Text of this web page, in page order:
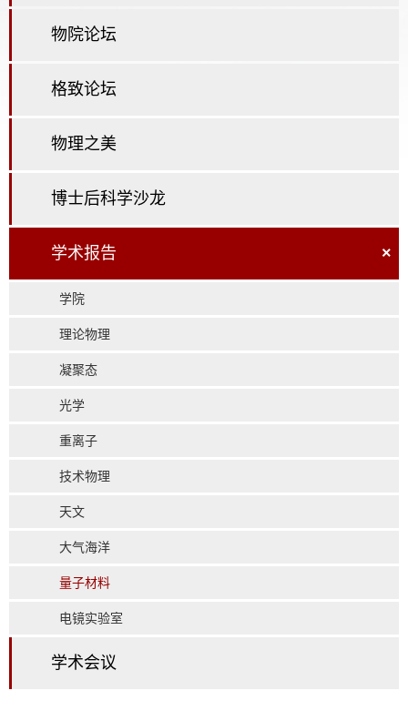
物院论坛
格致论坛
物理之美
博士后科学沙龙
学术报告 ×
学院
理论物理
凝聚态
光学
重离子
技术物理
天文
大气海洋
量子材料
电镜实验室
学术会议